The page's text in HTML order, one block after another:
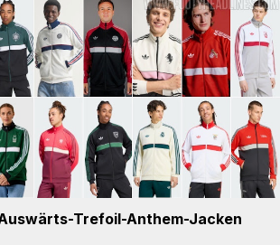
Trefoil-Anthem-Jacken